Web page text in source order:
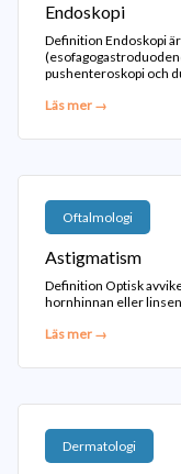
Endoskopi
Definition Endoskopi
pushenteroskopi och
Läs mer →
Oftalmologi
Astigmatism
Definition Optisk
hornhinnan eller
Läs mer →
Dermatologi